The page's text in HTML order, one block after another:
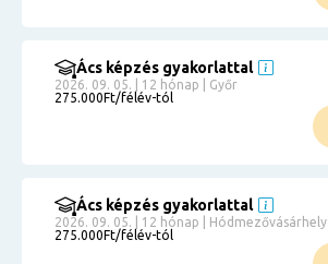
Ács képzés gyakorlattal
2026. 09. 05. | 12 hónap | Győr
275.000Ft/félév-tól
Ács képzés gyakorlattal
2026. 09. 05. | 12 hónap | Hódmezővásárhely
275.000Ft/félév-tól